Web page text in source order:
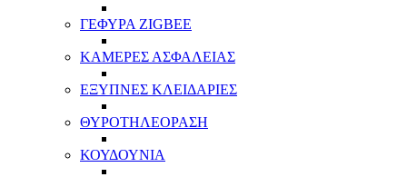
ΓΕΦΥΡΑ ZIGBEE
ΚΑΜΕΡΕΣ ΑΣΦΑΛΕΙΑΣ
ΕΞΥΠΝΕΣ ΚΛΕΙΔΑΡΙΕΣ
ΘΥΡΟΤΗΛΕΟΡΑΣΗ
ΚΟΥΔΟΥΝΙΑ